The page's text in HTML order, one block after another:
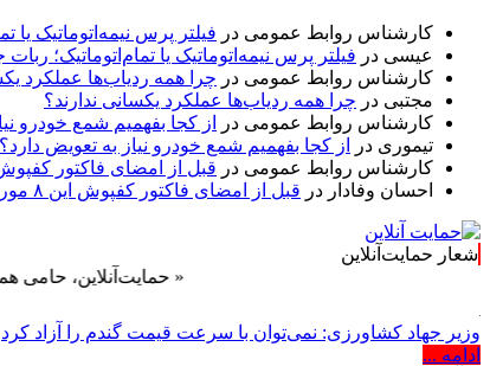
کارشناس روابط عمومی در فیلتر پرس نیمه‌اتوماتیک
عیسی در فیلتر پرس نیمه‌اتوماتیک یا تمام‌اتوماتیک؛
کارشناس روابط عمومی در چرا همه ردیاب‌ها عملکرد
مجتبی در چرا همه ردیاب‌ها عملکرد یکسانی ندارند؟
کارشناس روابط عمومی در
از کجا بفهمیم شمع خودرو
تیموری در
از کجا بفهمیم شمع خودرو نیاز به تعویض دارد؟
کارشناس روابط عمومی در قبل از امضای فاکتور کفپوش این ۸ مورد را مکتوب کنید؛ از متراژ پرت
احسان وفادار در قبل از امضای فاکتور کفپوش این ۸ مورد را مکتوب کنید؛ از متراژ پرت تا ضمانت نصب
شعار حمایت‌آنلاین
« حمایت‌آنلاین، حامی همه مردم ایران »
وزیر جهاد کشاورزی: نمی‌توان با سرعت قیمت گندم را آزاد کرد
ادامه ...